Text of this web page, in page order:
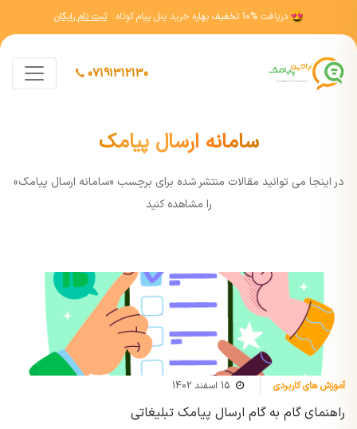
دریافت 10% تخفیف بهاره خرید پنل پیام کوتاه ثبت نام رایگان
07191312130
سامانه ارسال پیامک
در اينجا مي توانيد مقالات منتشر شده برای برچسب «سامانه ارسال پیامک»
را مشاهده کنيد
آموزش های کاربردی 15 اسفند 1402
راهنمای گام به گام ارسال پیامک تبلیغاتی